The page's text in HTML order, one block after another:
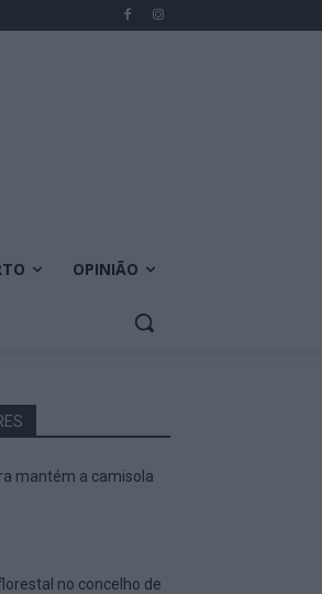
OPINIÃO
mantém a camisola
no concelho de